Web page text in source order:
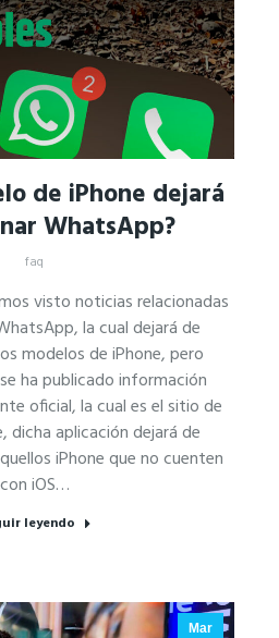
de iPhone dejará
WhatsApp?
faq
visto noticias relacionadas
la cual dejará de
modelos de iPhone, pero
ha publicado información
oficial, la cual es el sitio de
dicha aplicación dejará de
iPhone que no cuenten
con iOS…
leyendo
Mar